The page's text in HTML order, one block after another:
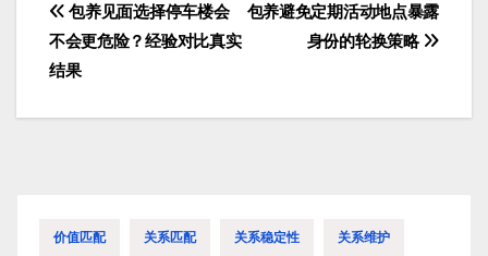
文
章
航
包养避免定期活动地点暴露
身份的轮换策略
包养见面选择停车楼会
不会更危险？经验对比真实
结果
价值匹配 关系匹配 关系稳定性 关系维护